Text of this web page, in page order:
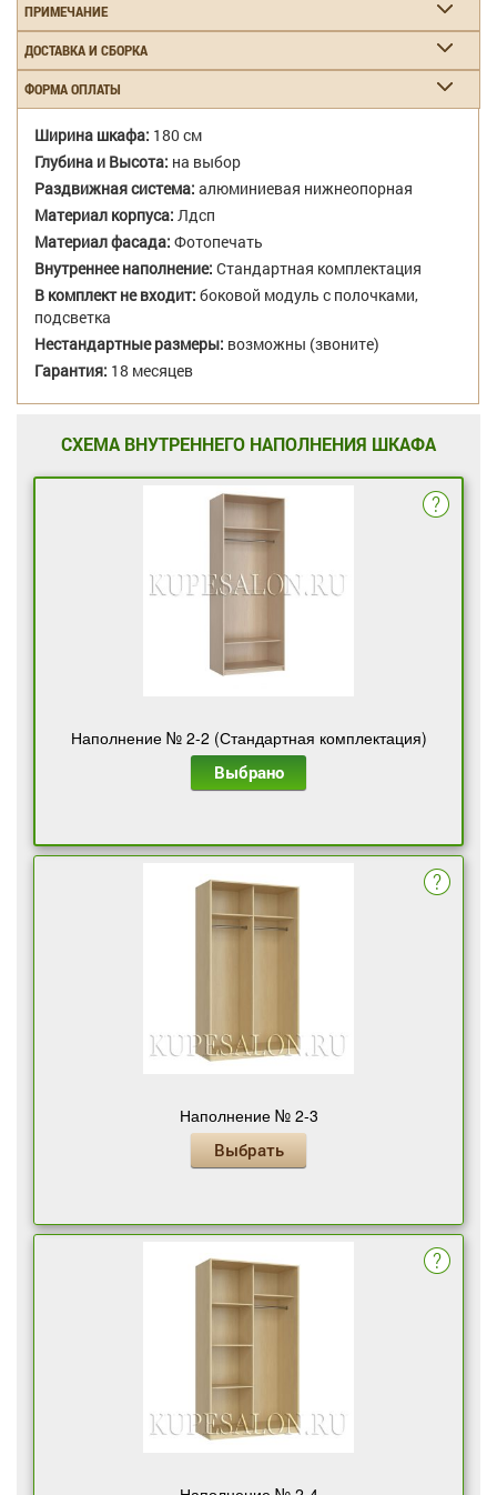
ПРИМЕЧАНИЕ
ДОСТАВКА И СБОРКА
ФОРМА ОПЛАТЫ
Ширина шкафа: 180 см
Глубина и Высота: на выбор
Раздвижная система: алюминиевая нижнеопорная
Материал корпуса: Лдсп
Материал фасада: Фотопечать
Внутреннее наполнение: Стандартная комплектация
В комплект не входит: боковой модуль с полочками,
подсветка
Нестандартные размеры: возможны (звоните)
Гарантия: 18 месяцев
СХЕМА ВНУТРЕННЕГО НАПОЛНЕНИЯ ШКАФА
Наполнение № 2-2 (Стандартная комплектация)
Выбрано
Наполнение № 2-3
Выбрать